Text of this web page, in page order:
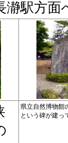
瀞駅方面
県立自然博物館
という碑が建っ